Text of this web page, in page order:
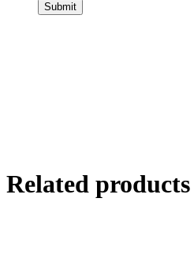
Related products